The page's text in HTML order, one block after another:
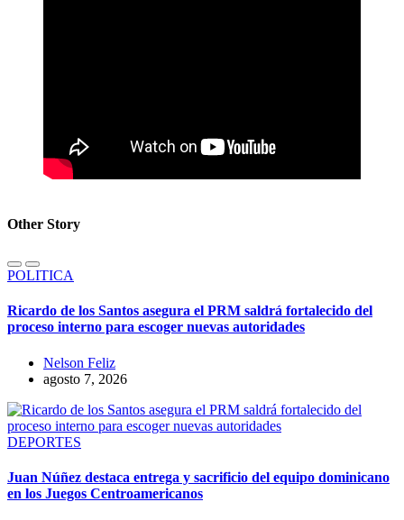
Other Story
POLITICA
Ricardo de los Santos asegura el PRM saldrá fortalecido del
proceso interno para escoger nuevas autoridades
Nelson Feliz
agosto 7, 2026
DEPORTES
Juan Núñez destaca entrega y sacrificio del equipo dominicano
en los Juegos Centroamericanos